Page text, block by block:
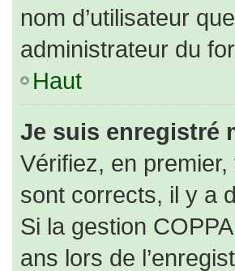
nom d’utilisateur
administrateur du
Haut
Je suis enregistré
Vérifiez, en premier,
sont corrects, il y a
Si la gestion
ans lors de